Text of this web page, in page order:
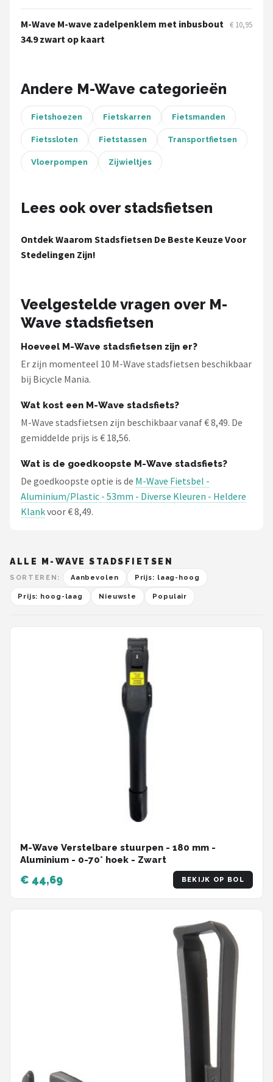
Voltano
Cortina
Alle merken →
M-Wave M-wave zadelpenklem met inbusbout
34.9 zwart op kaart
€ 10,95
Andere M-Wave categorieën
Fietshoezen Fietskarren Fietsmanden
Fietssloten Fietstassen Transportfietsen
Vloerpompen Zijwieltjes
Lees ook over stadsfietsen
Ontdek Waarom Stadsfietsen De Beste Keuze Voor
Stedelingen Zijn!
Veelgestelde vragen over M-
Wave stadsfietsen
Hoeveel M-Wave stadsfietsen zijn er?
Er zijn momenteel 10 M-Wave stadsfietsen beschikbaar
bij Bicycle Mania.
Wat kost een M-Wave stadsfiets?
M-Wave stadsfietsen zijn beschikbaar vanaf € 8,49. De
gemiddelde prijs is € 18,56.
Wat is de goedkoopste M-Wave stadsfiets?
De goedkoopste optie is de M-Wave Fietsbel -
Aluminium/Plastic - 53mm - Diverse Kleuren - Heldere
Klankvoor € 8,49.
ALLE M-WAVE STADSFIETSEN
SORTEREN: Aanbevolen Prijs: laag-hoog
Prijs: hoog-laag Nieuwste Populair
M-Wave Verstelbare stuurpen - 180 mm -
Aluminium - 0-70° hoek - Zwart
€ 44,69 BEKIJK OP BOL